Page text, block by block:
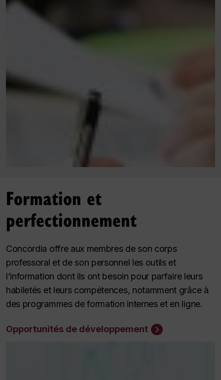
Formation et
perfectionnement
Concordia offre aux membres de son corps
professoral et de son personnel les outils et
l’information dont ils ont besoin pour parfaire leurs
habiletés et leurs compétences, notamment grâce à
des programmes de formation internes et en ligne.
Opportunités de développement